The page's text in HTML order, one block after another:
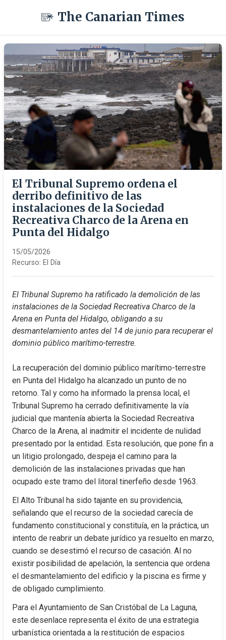
The Canarian Times
El Tribunal Supremo ordena el
derribo definitivo de las
instalaciones de la Sociedad
Recreativa Charco de la Arena en
Punta del Hidalgo
15/05/2026
Recurso: El Día
El Tribunal Supremo ha ratificado la demolición de las
instalaciones de la Sociedad Recreativa Charco de la
Arena en Punta del Hidalgo, obligando a su
desmantelamiento antes del 14 de junio para recuperar el
dominio público marítimo-terrestre.
La recuperación del dominio público marítimo-terrestre
en Punta del Hidalgo ha alcanzado un punto de no
retorno. Tal y como ha informado la prensa local, el
Tribunal Supremo ha cerrado definitivamente la vía
judicial que mantenía abierta la Sociedad Recreativa
Charco de la Arena, al inadmitir el incidente de nulidad
presentado por la entidad. Esta resolución, que pone fin a
un litigio prolongado, despeja el camino para la
demolición de las instalaciones privadas que han
ocupado este tramo del litoral tinerfeño desde 1963.
El Alto Tribunal ha sido tajante en su providencia,
señalando que el recurso de la sociedad carecía de
fundamento constitucional y constituía, en la práctica, un
intento de reabrir un debate jurídico ya resuelto en marzo,
cuando se desestimó el recurso de casación. Al no
existir posibilidad de apelación, la sentencia que ordena
el desmantelamiento del edificio y la piscina es firme y
de obligado cumplimiento.
Para el Ayuntamiento de San Cristóbal de La Laguna,
este desenlace representa el éxito de una estrategia
urbanística orientada a la restitución de espacios